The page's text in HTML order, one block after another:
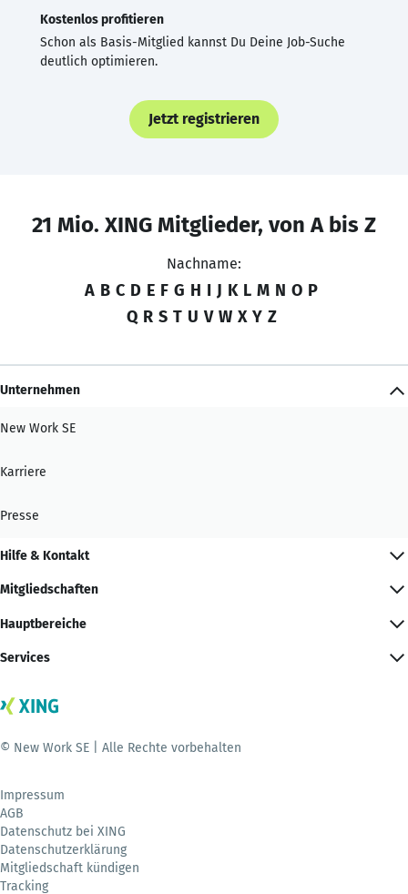
Kostenlos profitieren
Schon als Basis-Mitglied kannst Du Deine Job-Suche
deutlich optimieren.
Jetzt registrieren
21 Mio. XING Mitglieder, von A bis Z
Nachname:
A B C D E F G H I J K L M N O P
Q R S T U V W X Y Z
Unternehmen
New Work SE
Karriere
Presse
Hilfe & Kontakt
Mitgliedschaften
Hauptbereiche
Services
© New Work SE | Alle Rechte vorbehalten
Impressum
AGB
Datenschutz bei XING
Datenschutzerklärung
Mitgliedschaft kündigen
Tracking